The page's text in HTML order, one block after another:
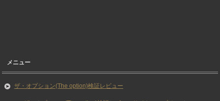
メニュー
ザ・オプション(The option)検証レビュー